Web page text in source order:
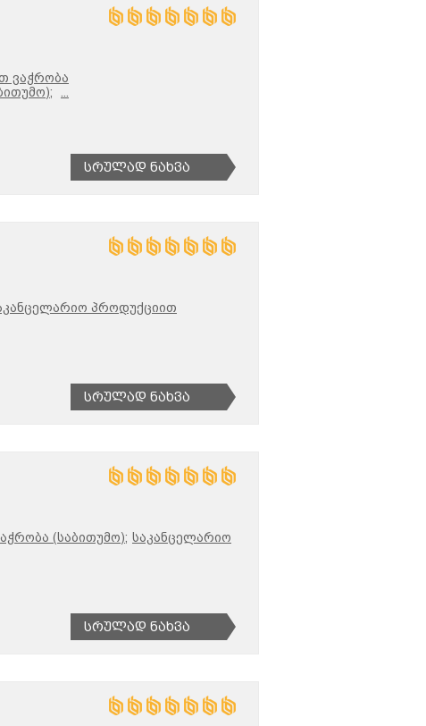
ვაჭრობა
Სრულად Ნახვა
პროდუქციით
Სრულად Ნახვა
(საბითუმო); საკანცელარიო
Სრულად Ნახვა